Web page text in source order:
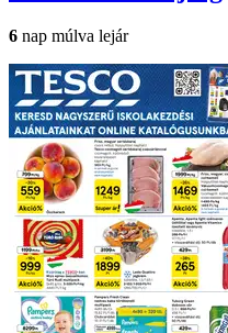
6 nap múlva lejár